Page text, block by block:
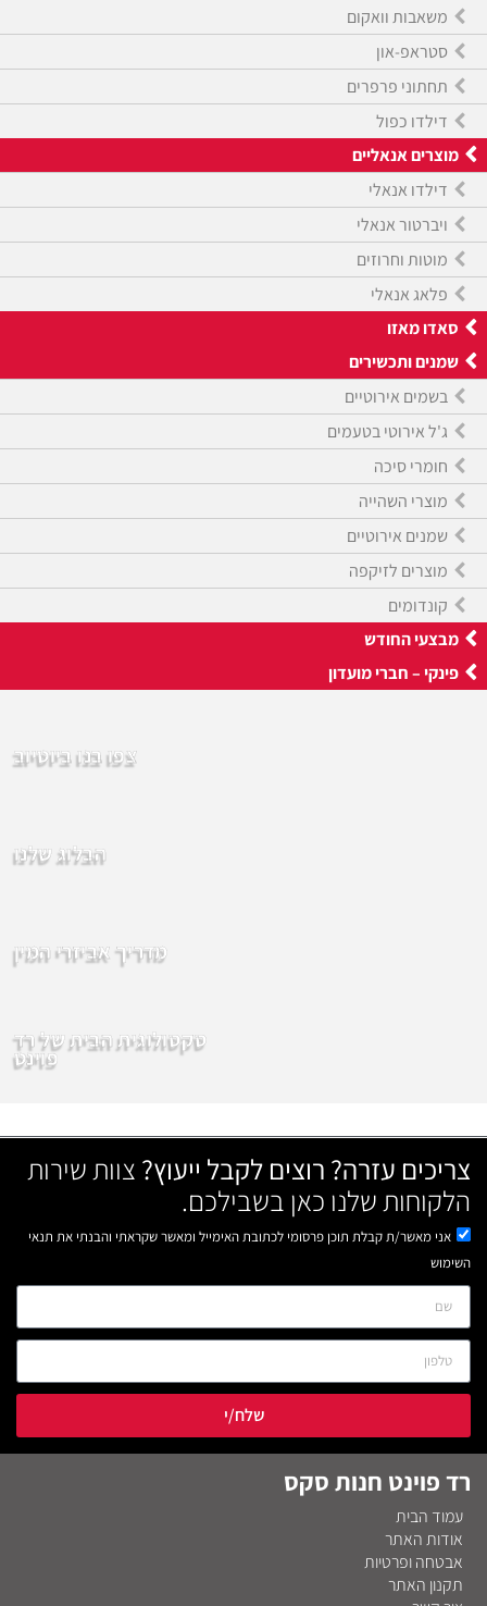
משאבות וואקום
סטראפ-און
תחתוני פרפרים
דילדו כפול
מוצרים אנאליים
דילדו אנאלי
ויברטור אנאלי
מוטות וחרוזים
פלאג אנאלי
סאדו מאזו
שמנים ותכשירים
בשמים אירוטיים
ג'ל אירוטי בטעמים
חומרי סיכה
מוצרי השהייה
שמנים אירוטיים
מוצרים לזיקפה
קונדומים
מבצעי החודש
פינקי – חברי מועדון
צפו בנו ביוטיוב
הבלוג שלנו
מדריך אביזרי המין
סקסולוגית הבית של רד
פוינט
צריכים עזרה? רוצים לקבל ייעוץ? צוות שירות
הלקוחות שלנו כאן בשבילכם.
אני מאשר/ת קבלת תוכן פרסומי לכתובת האימייל ומאשר שקראתי והבנתי את תנאי
השימוש
שלח/י
רד פוינט חנות סקס
עמוד הבית
אודות האתר
אבטחה ופרטיות
תקנון האתר